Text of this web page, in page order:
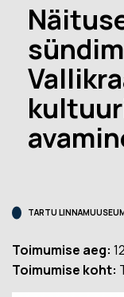
TARTU
Toimumise aeg:
Toimumise koht: